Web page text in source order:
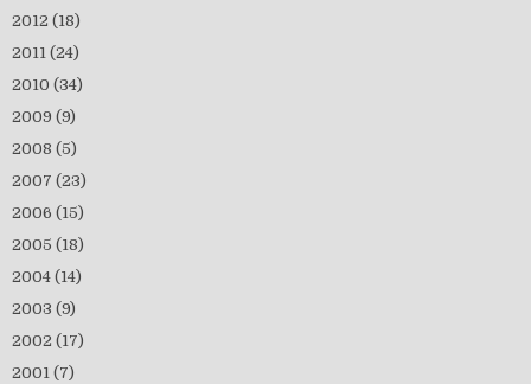
2012 (18)
2011 (24)
2010 (34)
2009 (9)
2008 (5)
2007 (23)
2006 (15)
2005 (18)
2004 (14)
2003 (9)
2002 (17)
2001 (7)